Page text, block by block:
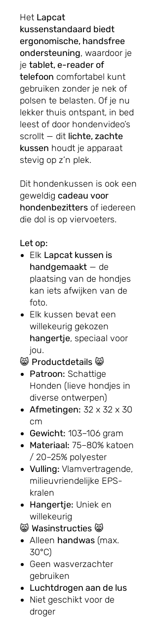
Het Lapcat
kussenstandaard biedt
ergonomische, handsfree
ondersteuning, waardoor je
je tablet, e-reader of
telefoon comfortabel kunt
gebruiken zonder je nek of
polsen te belasten. Of je nu
lekker thuis ontspant, in bed
leest of door hondenvideo’s
scrollt — dit lichte, zachte
kussen houdt je apparaat
stevig op z’n plek.
Dit hondenkussen is ook een
geweldig cadeau voor
hondenbezitters of iedereen
die dol is op viervoeters.
Let op:
Elk Lapcat kussen is
handgemaakt — de
plaatsing van de hondjes
kan iets afwijken van de
foto.
Elk kussen bevat een
willekeurig gekozen
hangertje, speciaal voor
jou.
😸 Productdetails 😸
Patroon: Schattige
Honden (lieve hondjes in
diverse ontwerpen)
Afmetingen: 32 x 32 x 30
cm
Gewicht: 103–106 gram
Materiaal: 75–80% katoen
/ 20–25% polyester
Vulling: Vlamvertragende,
milieuvriendelijke EPS-
kralen
Hangertje: Uniek en
willekeurig
😸 Wasinstructies 😸
Alleen handwas (max.
30°C)
Geen wasverzachter
gebruiken
Luchtdrogen aan de lus
Niet geschikt voor de
droger